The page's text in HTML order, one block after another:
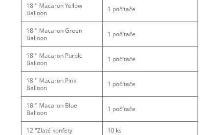
18 '' Macaron Yellow
Balloon
1 počítače
18 '' Macaron Green
Balloon
1 počítače
18 '' Macaron Purple
Balloon
1 počítače
18 '' Macaron Pink
Balloon
1 počítače
18 '' Macaron Blue
Balloon
1 počítače
12 "Zlaté konfety 10 ks